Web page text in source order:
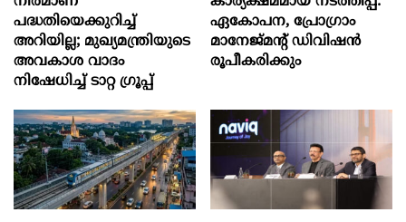
പദ്ധതിയെക്കുറിച്ച്
അറിയില്ല; മുഖ്യമന്ത്രിയുടെ
അവകാശ വാദം
നിഷേധിച്ച് ടാറ്റ ഗ്രൂപ്പ്
ഏകോപന, പ്രോഗ്രാം
മാനേജ്മന്‍റ് ഡിവിഷന്‍
രൂപീകരിക്കും